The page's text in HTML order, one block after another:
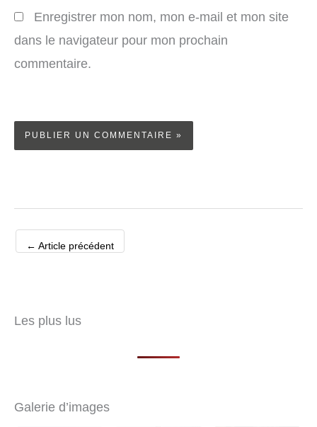
Enregistrer mon nom, mon e-mail et mon site
dans le navigateur pour mon prochain
commentaire.
← Article précédent
Les plus lus
Galerie d’images